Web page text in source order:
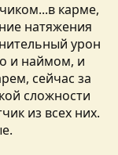
карме,
натяжения
урон
и наймом, и
сейчас за
сложности
из всех них.